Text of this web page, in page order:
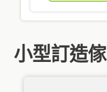
小型訂造